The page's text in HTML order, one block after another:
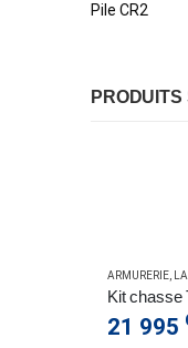
Pile CR2
SPERAS LIGHTARMURERIE
Kit chasse
21 995